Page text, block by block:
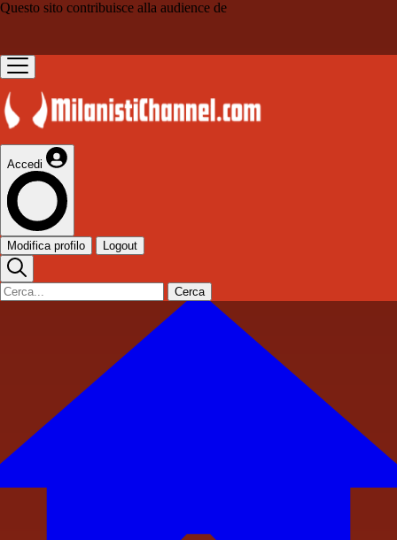
Questo sito contribuisce alla audience de
Accedi
Modifica profilo Logout
Cerca